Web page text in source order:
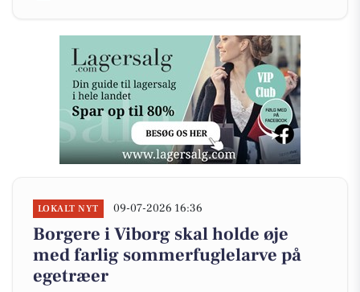
LOKALT NYT 09-07-2026 16:36
Borgere i Viborg skal holde øje
med farlig sommerfuglelarve på
egetræer